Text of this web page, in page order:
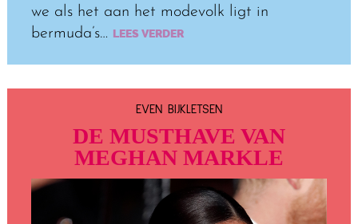
we als het aan het modevolk ligt in
bermuda’s… LEES VERDER
EVEN BIJKLETSEN
DE MUSTHAVE VAN
MEGHAN MARKLE